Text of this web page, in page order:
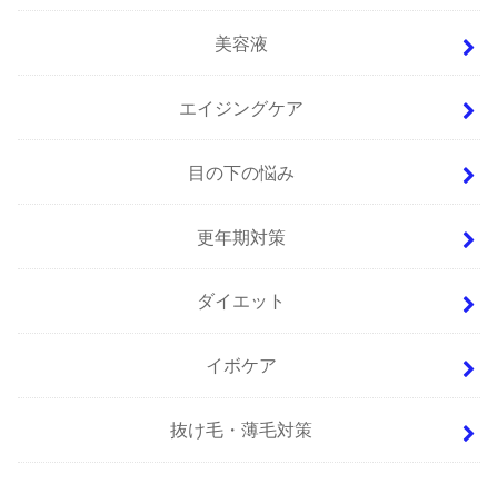
美容液
エイジングケア
目の下の悩み
更年期対策
ダイエット
イボケア
抜け毛・薄毛対策